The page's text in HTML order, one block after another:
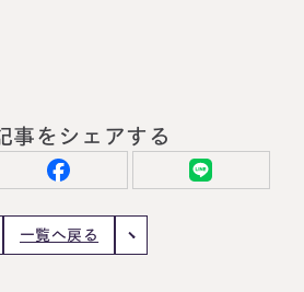
事をシェアする
一覧へ戻る